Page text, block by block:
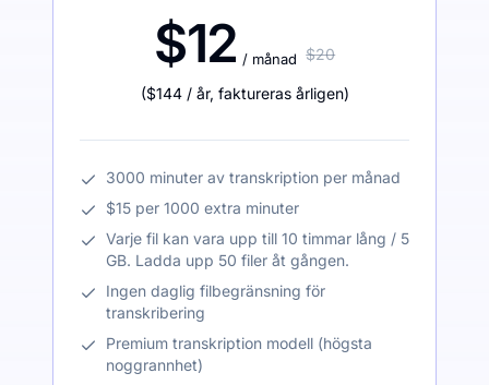
$12 / månad $20
($144 / år, faktureras årligen)
3000 minuter av transkription per månad
$15 per 1000 extra minuter
Varje fil kan vara upp till 10 timmar lång / 5
GB. Ladda upp 50 filer åt gången.
Ingen daglig filbegränsning för
transkribering
Premium transkription modell (högsta
noggrannhet)